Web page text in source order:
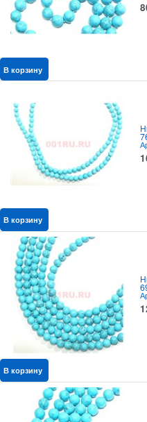
В корзину
В корзину
В корзину